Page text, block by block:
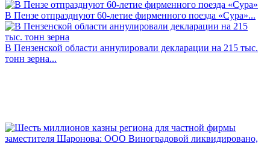
В Пензе отпразднуют 60-летие фирменного поезда «Сура»...
В Пензенской области аннулировали декларации на 215 тыс.
тонн зерна...